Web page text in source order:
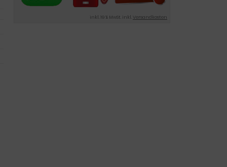
zu
inkl. 19 % MwSt. inkl.Versandkosten